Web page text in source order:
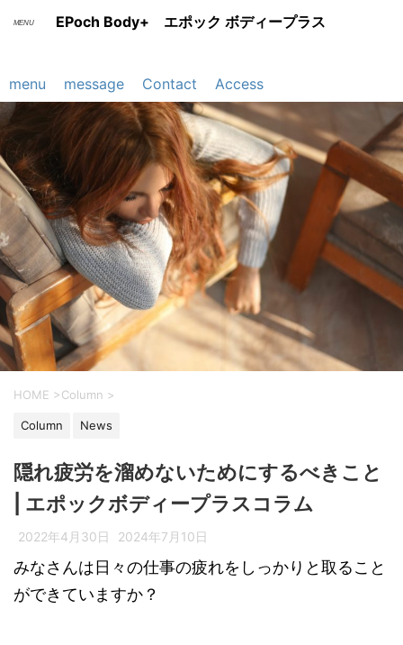
EPoch Body+ エポック ボディープラス
menu message Contact Access
HOME >Column >
Column News
隠れ疲労を溜めないためにするべきこと
| エポックボディープラスコラム
2022年4月30日 2024年7月10日
みなさんは日々の仕事の疲れをしっかりと取ること
ができていますか？